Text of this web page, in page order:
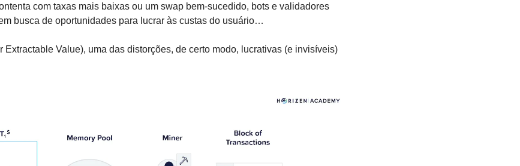
com taxas mais baixas ou um swap bem-sucedido, bots e validadores
busca de oportunidades para lucrar às custas do usuário…
Extractable Value), uma das distorções, de certo modo, lucrativas (e invisíveis)